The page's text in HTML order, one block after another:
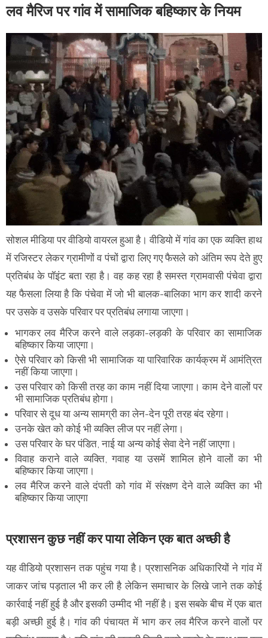
लव मैरिज पर गांव में सामाजिक बहिष्कार के नियम
सोशल मीडिया पर वीडियो वायरल हुआ है। वीडियो में गांव का एक व्यक्ति हाथ
में रजिस्टर लेकर ग्रामीणों व पंचों द्वारा लिए गए फैसले को अंतिम रूप देते हुए
प्रतिबंध के पॉइंट​​​​​ बता रहा है। वह कह रहा है समस्त ग्रामवासी पंचेवा द्वारा
यह फैसला लिया है कि पंचेवा में जो भी बालक-बालिका भाग कर शादी करने
पर उसके व उसके परिवार पर प्रतिबंध लगाया जाएगा।
भागकर लव मैरिज करने वाले लड़का-लड़की के परिवार का सामाजिक
बहिष्कार किया जाएगा।
ऐसे परिवार को किसी भी सामाजिक या पारिवारिक कार्यक्रम में आमंत्रित
नहीं किया जाएगा।
उस परिवार को किसी तरह का काम नहीं दिया जाएगा। काम देने वालों पर
भी सामाजिक प्रतिबंध होगा।
परिवार से दूध या अन्य सामग्री का लेन-देन पूरी तरह बंद रहेगा।
उनके खेत को कोई भी व्यक्ति लीज पर नहीं लेगा।
उस परिवार के घर पंडित, नाई या अन्य कोई सेवा देने नहीं जाएगा।
विवाह कराने वाले व्यक्ति, गवाह या उसमें शामिल होने वालों का भी
बहिष्कार किया जाएगा।
लव मैरिज करने वाले दंपती को गांव में संरक्षण देने वाले व्यक्ति का भी
बहिष्कार किया जाएगा
प्रशासन कुछ नहीं कर पाया लेकिन एक बात अच्छी है
यह वीडियो प्रशासन तक पहुंच गया है। प्रशासनिक अधिकारियों ने गांव में
जाकर जांच पड़ताल भी कर ली है लेकिन समाचार के लिखे जाने तक कोई
कार्रवाई नहीं हुई है और इसकी उम्मीद भी नहीं है। इस सबके बीच में एक बात
बड़ी अच्छी हुई है। गांव की पंचायत में भाग कर लव मैरिज करने वालों पर